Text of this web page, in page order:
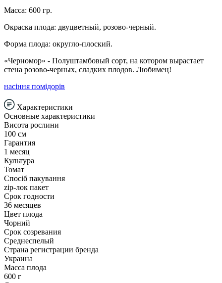
Масса: 600 гр.
Окраска плода: двуцветный, розово-черный.
Форма плода: округло-плоский.
«Черномор» - Полуштамбовый сорт, на котором вырастает
стена розово-черных, сладких плодов. Любимец!
насіння помідорів
Характеристики
Основные характеристики
Висота рослини
100 см
Гарантия
1 месяц
Культура
Томат
Спосіб пакування
zip-лок пакет
Срок годности
36 месяцев
Цвет плода
Чорний
Срок созревания
Среднеспелый
Страна регистрации бренда
Украина
Масса плода
600 г